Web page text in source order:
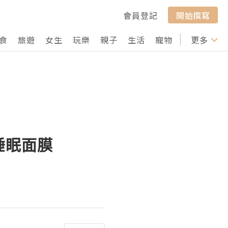
會員登記
開始撰寫
旅遊 女生 玩樂 親子 生活 寵物 行山 打卡
更多
眠面膜